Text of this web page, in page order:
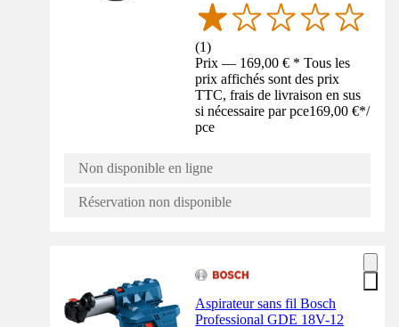
(1)
Prix — 169,00 € * Tous les
prix affichés sont des prix
TTC, frais de livraison en sus
si nécessaire par pce169,00 €*/
pce
Non disponible en ligne
Réservation non disponible
Aspirateur sans fil Bosch
Professional GDE 18V-12